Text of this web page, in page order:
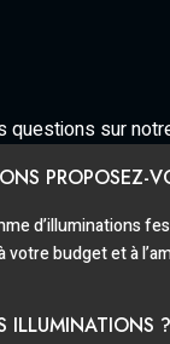
sur
PROPOSEZ-
d’illuminations
votre budget et à
ILLUMINATIONS ?